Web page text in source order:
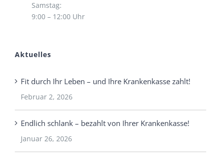
Samstag:
9:00 – 12:00 Uhr
Aktuelles
Fit durch Ihr Leben – und Ihre Krankenkasse zahlt!
Februar 2, 2026
Endlich schlank – bezahlt von Ihrer Krankenkasse!
Januar 26, 2026